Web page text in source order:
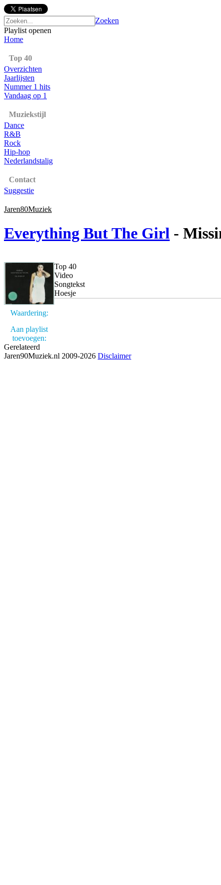
Zoeken
Playlist openen
Home
Top 40
Overzichten
Jaarlijsten
Nummer 1 hits
Vandaag op 1
Muziekstijl
Dance
R&B
Rock
Hip-hop
Nederlandstalig
Contact
Suggestie
Jaren80Muziek
Everything But The Girl -
Waardering:
Aan playlist
toevoegen:
Top 40
Video
Songtekst
Hoesje
Gerelateerd
Jaren90Muziek.nl 2009-2026 Disclaimer